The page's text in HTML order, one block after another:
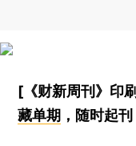
[《财新周刊》印
藏单期 ，随时起